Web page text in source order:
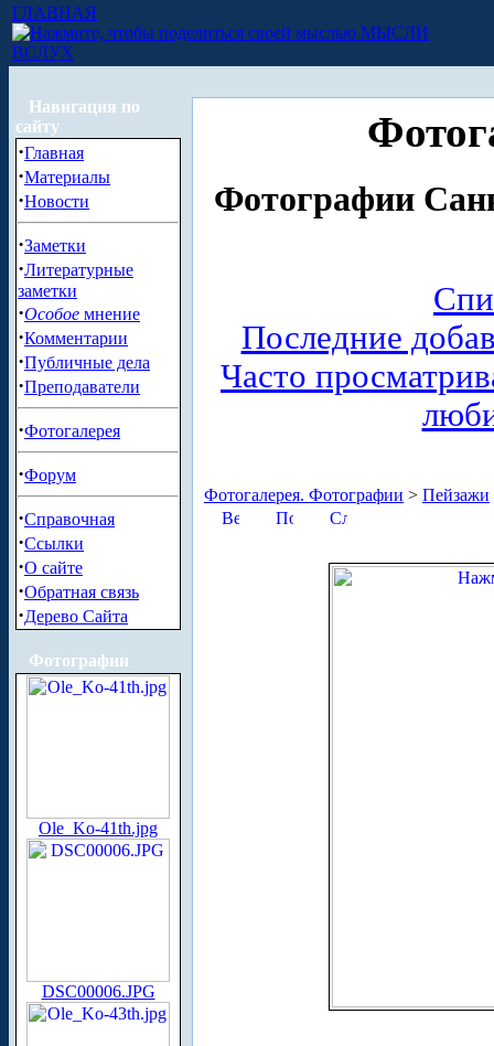
ГЛАВНАЯ
МЫСЛИ
ВСЛУХ
Навигация по
сайту
·Главная
·Материалы
·Новости
·Заметки
·Литературные
заметки
·Особое мнение
·Комментарии
·Публичные дела
·Преподаватели
·Фотогалерея
·Форум
·Справочная
·Ссылки
·О сайте
·Обратная связь
·Дерево Сайта
Фотографии
Ole_Ko-41th.jpg
DSC00006.JPG
Фотографии
Последние
Часто
Фотогалерея. Фотографии > Пейзажи